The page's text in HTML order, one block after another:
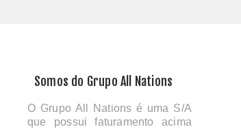
Somos do Grupo All Nations
O Grupo All Nations é uma S/A
que possui faturamento acima